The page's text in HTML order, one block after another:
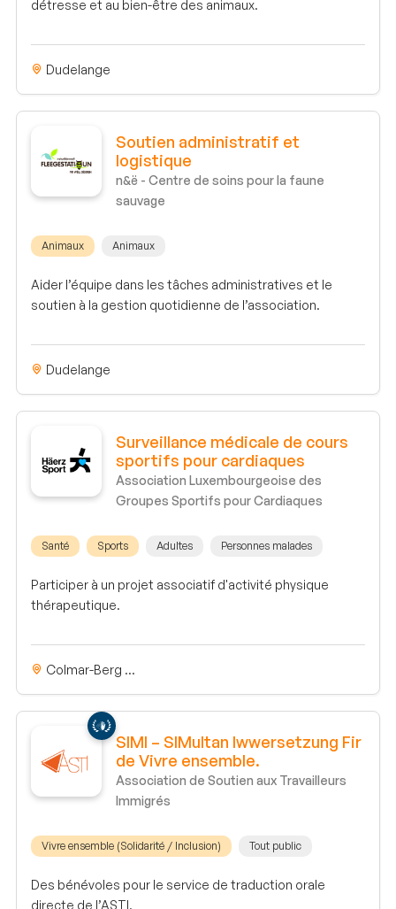
détresse et au bien-être des animaux.
Dudelange
Soutien administratif et
logistique
n&ë - Centre de soins pour la faune
sauvage
Animaux Animaux
Aider l’équipe dans les tâches administratives et le
soutien à la gestion quotidienne de l’association.
Dudelange
Surveillance médicale de cours
sportifs pour cardiaques
Association Luxembourgeoise des
Groupes Sportifs pour Cardiaques
Santé Sports Adultes Personnes malades
Participer à un projet associatif d'activité physique
thérapeutique.
Colmar-Berg ...
SIMI – SIMultan Iwwersetzung Fir
de Vivre ensemble.
Association de Soutien aux Travailleurs
Immigrés
Vivre ensemble (Solidarité / Inclusion) Tout public
Des bénévoles pour le service de traduction orale
directe de l’ASTI.